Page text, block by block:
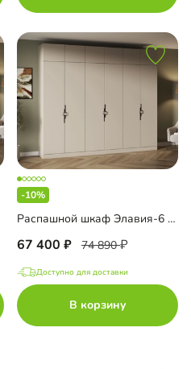
-10%
Распашной шкаф Элавия-6 с антресолью
67 400 74 890
Доступно для доставки
В корзину